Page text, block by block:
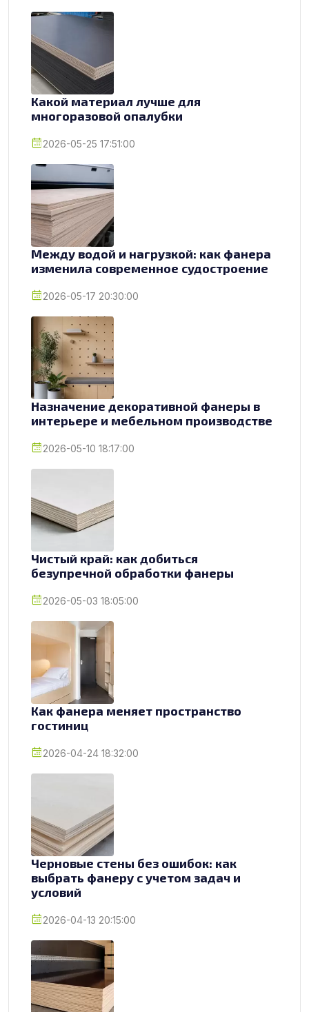
Какой материал лучше для
многоразовой опалубки
2026-05-25 17:51:00
Между водой и нагрузкой: как фанера
изменила современное судостроение
2026-05-17 20:30:00
Назначение декоративной фанеры в
интерьере и мебельном производстве
2026-05-10 18:17:00
Чистый край: как добиться
безупречной обработки фанеры
2026-05-03 18:05:00
Как фанера меняет пространство
гостиниц
2026-04-24 18:32:00
Черновые стены без ошибок: как
выбрать фанеру с учетом задач и
условий
2026-04-13 20:15:00